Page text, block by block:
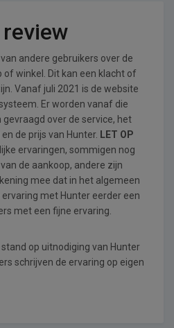
andere gebruikers over de
of winkel. Dit kan een klacht of
Vanaf juli 2021 is de website
Er worden vanaf die
over de service, het
de prijs van Hunter. LET OP
ervaringen, sommigen nog
de aankoop, andere zijn
mee dat in het algemeen
met Hunter eerder een
met een fijne ervaring.
op uitnodiging van Hunter
schrijven de ervaring op eigen